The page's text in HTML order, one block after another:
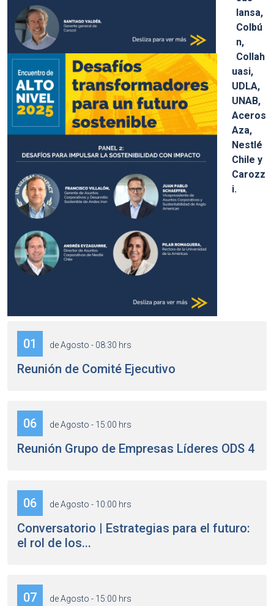
Iansa,
Colbú
n,
Collah
uasi,
UDLA,
UNAB,
Aceros
Aza,
Nestlé
Chile y
Carozz
i.
01 de Agosto - 08:30 hrs
Reunión de Comité Ejecutivo
06 de Agosto - 15:00 hrs
Reunión Grupo de Empresas Líderes ODS 4
06 de Agosto - 10:00 hrs
Conversatorio | Estrategias para el futuro:
el rol de los...
07 de Agosto - 15:00 hrs